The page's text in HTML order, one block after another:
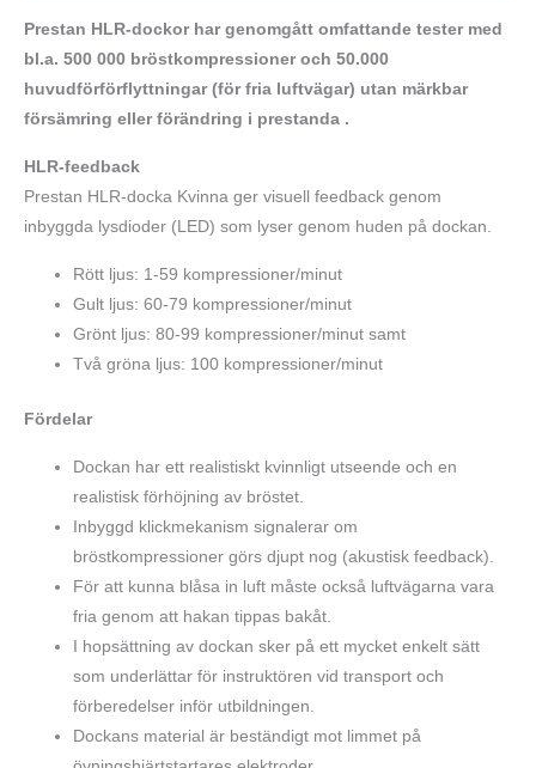
Prestan HLR-dockor har genomgått omfattande tester med
bl.a. 500 000 bröstkompressioner och 50.000
huvudförförflyttningar (för fria luftvägar) utan märkbar
försämring eller förändring i prestanda .
HLR-feedback
Prestan HLR-docka Kvinna ger visuell feedback genom
inbyggda lysdioder (LED) som lyser genom huden på dockan.
Rött ljus: 1-59 kompressioner/minut
Gult ljus: 60-79 kompressioner/minut
Grönt ljus: 80-99 kompressioner/minut samt
Två gröna ljus: 100 kompressioner/minut
Fördelar
Dockan har ett realistiskt kvinnligt utseende och en
realistisk förhöjning av bröstet.
Inbyggd klickmekanism signalerar om
bröstkompressioner görs djupt nog (akustisk feedback).
För att kunna blåsa in luft måste också luftvägarna vara
fria genom att hakan tippas bakåt.
I hopsättning av dockan sker på ett mycket enkelt sätt
som underlättar för instruktören vid transport och
förberedelser inför utbildningen.
Dockans material är beständigt mot limmet på